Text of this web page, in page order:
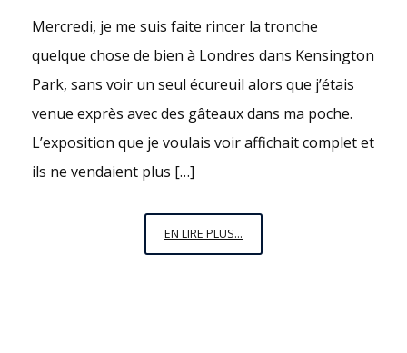
Mercredi, je me suis faite rincer la tronche
quelque chose de bien à Londres dans Kensington
Park, sans voir un seul écureuil alors que j’étais
venue exprès avec des gâteaux dans ma poche.
L’exposition que je voulais voir affichait complet et
ils ne vendaient plus […]
EN LIRE PLUS...
ME